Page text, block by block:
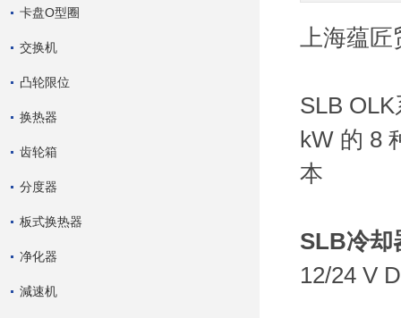
卡盘O型圈
交换机
凸轮限位
换热器
齿轮箱
分度器
板式换热器
净化器
減速机
上海蕴
SLB
kW 的 8
本
SLB冷却
12/24 V